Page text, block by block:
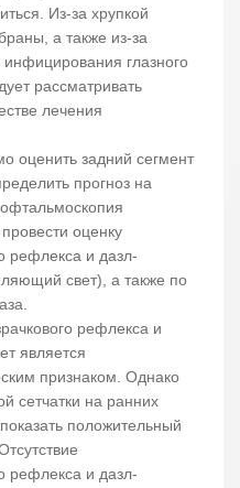
Из-за хрупкой
а также из-за
глазного
рассматривать
лечения
оценить задний сегмент
прогноз на
оценку
рефлекса и дазл-
свет), а также по
рефлекса и
является
признаком. Однако
сетчатки на ранних
положительный
рефлекса и дазл-